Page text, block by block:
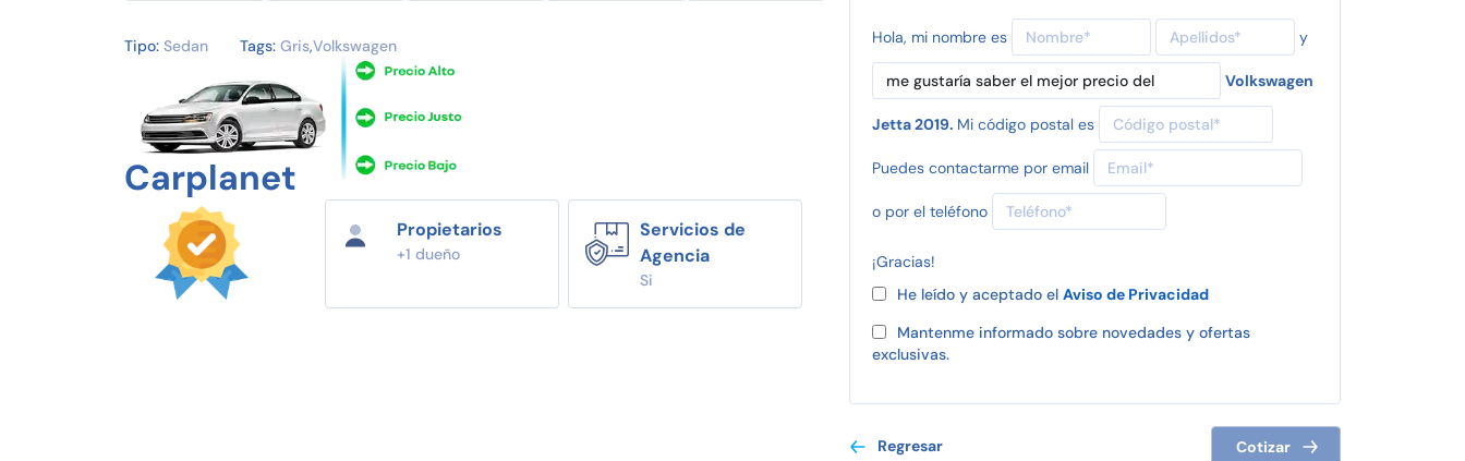
Tipo: Sedan Tags: Gris,Volkswagen
Carplanet
Propietarios
+1 dueño
Servicios de
Agencia
Si
Hola, mi nombre es y
Volkswagen
Jetta 2019. Mi código postal es
Puedes contactarme por email
o por el teléfono
¡Gracias!
He leído y aceptado el Aviso de Privacidad
Mantenme informado sobre novedades y ofertas
exclusivas.
Regresar Cotizar